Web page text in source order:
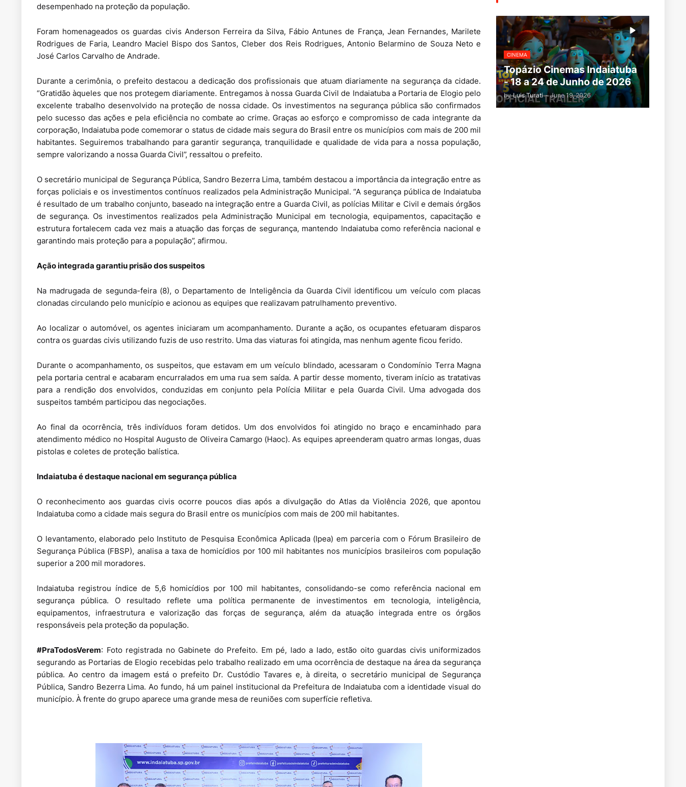
desempenhado na proteção da população.
Foram homenageados os guardas civis Anderson Ferreira da Silva, Fábio Antunes de França, Jean Fernandes, Marilete
Rodrigues de Faria, Leandro Maciel Bispo dos Santos, Cleber dos Reis Rodrigues, Antonio Belarmino de Souza Neto e
José Carlos Carvalho de Andrade.
Durante a cerimônia, o prefeito destacou a dedicação dos profissionais que atuam diariamente na segurança da cidade.
“Gratidão àqueles que nos protegem diariamente. Entregamos à nossa Guarda Civil de Indaiatuba a Portaria de Elogio pelo
excelente trabalho desenvolvido na proteção de nossa cidade. Os investimentos na segurança pública são confirmados
pelo sucesso das ações e pela eficiência no combate ao crime. Graças ao esforço e compromisso de cada integrante da
corporação, Indaiatuba pode comemorar o status de cidade mais segura do Brasil entre os municípios com mais de 200 mil
habitantes. Seguiremos trabalhando para garantir segurança, tranquilidade e qualidade de vida para a nossa população,
sempre valorizando a nossa Guarda Civil”, ressaltou o prefeito.
O secretário municipal de Segurança Pública, Sandro Bezerra Lima, também destacou a importância da integração entre as
forças policiais e os investimentos contínuos realizados pela Administração Municipal. “A segurança pública de Indaiatuba
é resultado de um trabalho conjunto, baseado na integração entre a Guarda Civil, as polícias Militar e Civil e demais órgãos
de segurança. Os investimentos realizados pela Administração Municipal em tecnologia, equipamentos, capacitação e
estrutura fortalecem cada vez mais a atuação das forças de segurança, mantendo Indaiatuba como referência nacional e
garantindo mais proteção para a população”, afirmou.
Ação integrada garantiu prisão dos suspeitos
Na madrugada de segunda-feira (8), o Departamento de Inteligência da Guarda Civil identificou um veículo com placas
clonadas circulando pelo município e acionou as equipes que realizavam patrulhamento preventivo.
Ao localizar o automóvel, os agentes iniciaram um acompanhamento. Durante a ação, os ocupantes efetuaram disparos
contra os guardas civis utilizando fuzis de uso restrito. Uma das viaturas foi atingida, mas nenhum agente ficou ferido.
Durante o acompanhamento, os suspeitos, que estavam em um veículo blindado, acessaram o Condomínio Terra Magna
pela portaria central e acabaram encurralados em uma rua sem saída. A partir desse momento, tiveram início as tratativas
para a rendição dos envolvidos, conduzidas em conjunto pela Polícia Militar e pela Guarda Civil. Uma advogada dos
suspeitos também participou das negociações.
Ao final da ocorrência, três indivíduos foram detidos. Um dos envolvidos foi atingido no braço e encaminhado para
atendimento médico no Hospital Augusto de Oliveira Camargo (Haoc). As equipes apreenderam quatro armas longas, duas
pistolas e coletes de proteção balística.
Indaiatuba é destaque nacional em segurança pública
O reconhecimento aos guardas civis ocorre poucos dias após a divulgação do Atlas da Violência 2026, que apontou
Indaiatuba como a cidade mais segura do Brasil entre os municípios com mais de 200 mil habitantes.
O levantamento, elaborado pelo Instituto de Pesquisa Econômica Aplicada (Ipea) em parceria com o Fórum Brasileiro de
Segurança Pública (FBSP), analisa a taxa de homicídios por 100 mil habitantes nos municípios brasileiros com população
superior a 200 mil moradores.
Indaiatuba registrou índice de 5,6 homicídios por 100 mil habitantes, consolidando-se como referência nacional em
segurança pública. O resultado reflete uma política permanente de investimentos em tecnologia, inteligência,
equipamentos, infraestrutura e valorização das forças de segurança, além da atuação integrada entre os órgãos
responsáveis pela proteção da população.
#PraTodosVerem: Foto registrada no Gabinete do Prefeito. Em pé, lado a lado, estão oito guardas civis uniformizados
segurando as Portarias de Elogio recebidas pelo trabalho realizado em uma ocorrência de destaque na área da segurança
pública. Ao centro da imagem está o prefeito Dr. Custódio Tavares e, à direita, o secretário municipal de Segurança
Pública, Sandro Bezerra Lima. Ao fundo, há um painel institucional da Prefeitura de Indaiatuba com a identidade visual do
município. À frente do grupo aparece uma grande mesa de reuniões com superfície refletiva.
CINEMA
Topázio Cinemas Indaiatuba
- 18 a 24 de Junho de 2026
by Luis Turati - June 19, 2026